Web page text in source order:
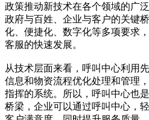
政策推动新技术在各个领域的广
政府与百姓、企业与客户的关键
化、便捷化、数字化等多项要求
客服的快速发展。
从技术层面来看，呼叫中心利用
信息和物资流程优化处理和管理
指挥的系统。所以，呼叫中心也
桥梁，企业可以通过呼叫中心，